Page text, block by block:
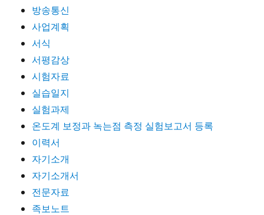
방송통신
사업계획
서식
서평감상
시험자료
실습일지
실험과제
온도계 보정과 녹는점 측정 실험보고서 등록
이력서
자기소개
자기소개서
전문자료
족보노트